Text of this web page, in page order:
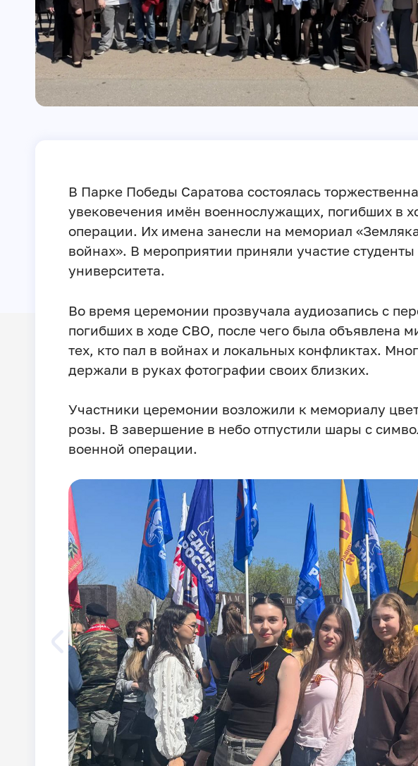
В Парке Победы Саратова состоялась
увековечения имён военнослужащих, погибших в
операции. Их имена занесли на мемориал
войнах». В мероприятии приняли участие студенты
университета.
Во время церемонии прозвучала аудиозапись с
погибших в ходе СВО, после чего была объявлена
тех, кто пал в войнах и локальных конфликтах.
держали в руках фотографии своих близких.
Участники церемонии возложили к мемориалу
розы. В завершение в небо отпустили шары с
военной операции.